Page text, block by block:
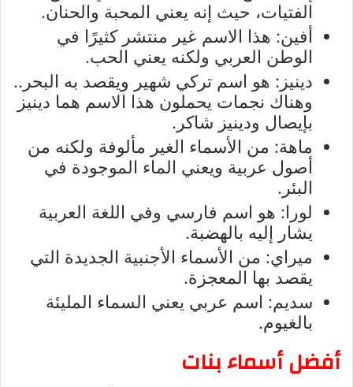
الفتيات، حيث إنه يعني المحبة والحنان.
أفين: هذا الاسم غير منتشر كثيرًا في
الوطن العربي ولكنه يعني الحب.
دينيز: هو اسم تركي شهير ويقصد به البحر..
وهناك نجمات يحملون هذا الاسم هما دينيز
بإيصال ودينيز شاكر.
ماهة: من الأسماء الغير مألوفة ولكنه من
أصول عربية ويعني الماء الموجودة في
البئر.
لورا: هو اسم فارسي وفي اللغة العربية
يشار إليه بالهضبة.
ميراي: من الأسماء الأجنبية الجديدة التي
يقصد بها المعجزة.
سديم: اسم عربي يعني السماء المليئة
بالغيوم.
أفضل أسماء بنات